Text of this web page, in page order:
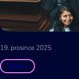
19. prosince 2025
Zprávy